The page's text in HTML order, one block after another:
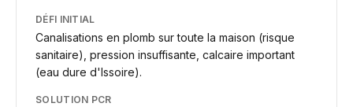
DÉFI INITIAL
Canalisations en plomb sur toute la maison (risque
sanitaire), pression insuffisante, calcaire important
(eau dure d'Issoire).
SOLUTION PCR